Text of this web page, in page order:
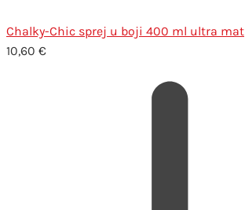
Chalky-Chic sprej u boji 400 ml ultra mat
10,60 €